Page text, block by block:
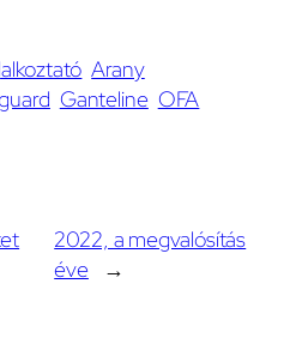
Arany
Ganteline OFA
2022, a megvalósítás
éve
→